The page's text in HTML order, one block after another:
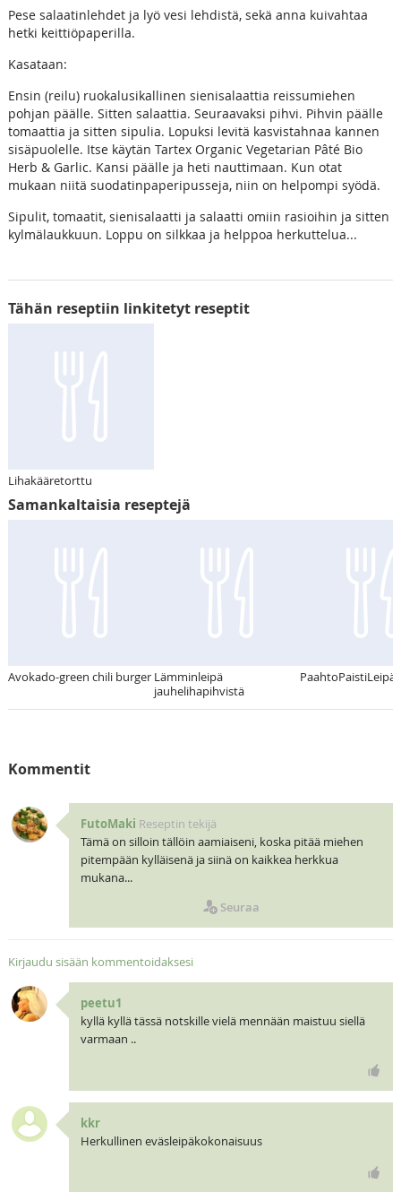
Pese salaatinlehdet ja lyö vesi lehdistä, sekä anna kuivahtaa
hetki keittiöpaperilla.
Kasataan:
Ensin (reilu) ruokalusikallinen sienisalaattia reissumiehen
pohjan päälle. Sitten salaattia. Seuraavaksi pihvi. Pihvin päälle
tomaattia ja sitten sipulia. Lopuksi levitä kasvistahnaa kannen
sisäpuolelle. Itse käytän Tartex Organic Vegetarian Pâté Bio
Herb & Garlic. Kansi päälle ja heti nauttimaan. Kun otat
mukaan niitä suodatinpaperipusseja, niin on helpompi syödä.
Sipulit, tomaatit, sienisalaatti ja salaatti omiin rasioihin ja sitten
kylmälaukkuun. Loppu on silkkaa ja helppoa herkuttelua...
Tähän reseptiin linkitetyt reseptit
Lihakääretorttu
Samankaltaisia reseptejä
Avokado-green chili burger Lämminleipä
jauhelihapihvistä
PaahtoPaistiLeipä
Kommentit
FutoMaki Reseptin tekijä
Tämä on silloin tällöin aamiaiseni, koska pitää miehen
pitempään kylläisenä ja siinä on kaikkea herkkua
mukana...
Seuraa
Kirjaudu sisään kommentoidaksesi
peetu1
kyllä kyllä tässä notskille vielä mennään maistuu siellä
varmaan ..
kkr
Herkullinen eväsleipäkokonaisuus